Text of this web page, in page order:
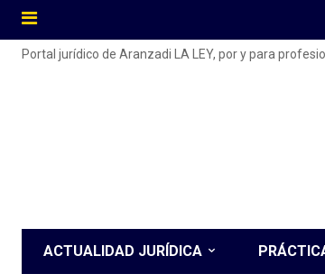
Portal jurídico de Aranzadi LA LEY, por y para
ACTUALIDAD JURÍDICA